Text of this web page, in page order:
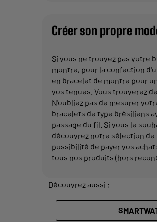
Créer son propre
Si vous ne trouvez pas votre
montre, pour la confection
en bracelet de montre pour
vos tenues. Vous trouverez
N'oubliez pas de mesurer
bracelets de type brésiliens
passage du fil. Si vous le
découvrez notre sélection de
possibilité de payer vos
tous nos produits (hors
Découvrez aussi :